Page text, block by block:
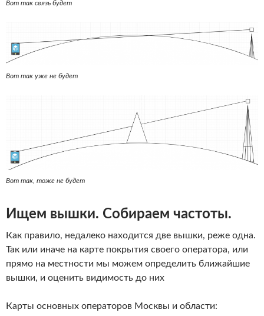
Вот так связь будет
Вот так уже не будет
Вот так, тоже не будет
Ищем вышки. Собираем частоты.
Как правило, недалеко находится две вышки, реже одна.
Так или иначе на карте покрытия своего оператора, или
прямо на местности мы можем определить ближайшие
вышки, и оценить видимость до них
Карты основных операторов Москвы и области: